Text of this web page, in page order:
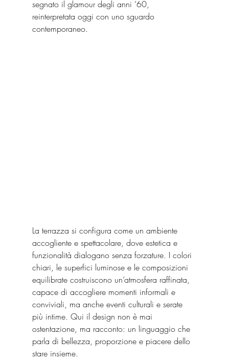
segnato il glamour degli anni ’60,
reinterpretata oggi con uno sguardo
contemporaneo.
La terrazza si configura come un ambiente
accogliente e spettacolare, dove estetica e
funzionalità dialogano senza forzature. I colori
chiari, le superfici luminose e le composizioni
equilibrate costruiscono un’atmosfera raffinata,
capace di accogliere momenti informali e
conviviali, ma anche eventi culturali e serate
più intime. Qui il design non è mai
ostentazione, ma racconto: un linguaggio che
parla di bellezza, proporzione e piacere dello
stare insieme.